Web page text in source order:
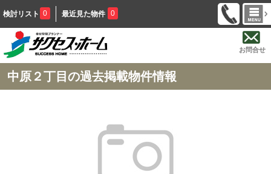
検討リスト 0 最近見た物件 0
お問合せ
中原２丁目の過去掲載物件情報